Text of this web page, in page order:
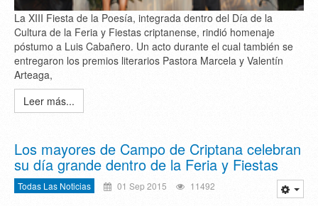
La XIII Fiesta de la Poesía, integrada dentro del Día de la
Cultura de la Feria y Fiestas criptanense, rindió homenaje
póstumo a Luis Cabañero. Un acto durante el cual también se
entregaron los premios literarios Pastora Marcela y Valentín
Arteaga,
Leer más...
Los mayores de Campo de Criptana celebran
su día grande dentro de la Feria y Fiestas
Todas Las Noticias 01 Sep 2015 11492